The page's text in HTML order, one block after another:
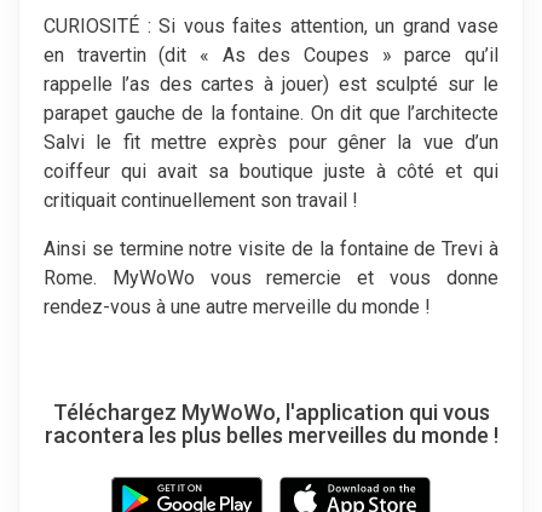
CURIOSITÉ : Si vous faites attention, un grand vase
en travertin (dit « As des Coupes » parce qu’il
rappelle l’as des cartes à jouer) est sculpté sur le
parapet gauche de la fontaine. On dit que l’architecte
Salvi le fit mettre exprès pour gêner la vue d’un
coiffeur qui avait sa boutique juste à côté et qui
critiquait continuellement son travail !
Ainsi se termine notre visite de la fontaine de Trevi à
Rome. MyWoWo vous remercie et vous donne
rendez-vous à une autre merveille du monde !
Téléchargez MyWoWo, l'application qui vous
racontera les plus belles merveilles du monde !